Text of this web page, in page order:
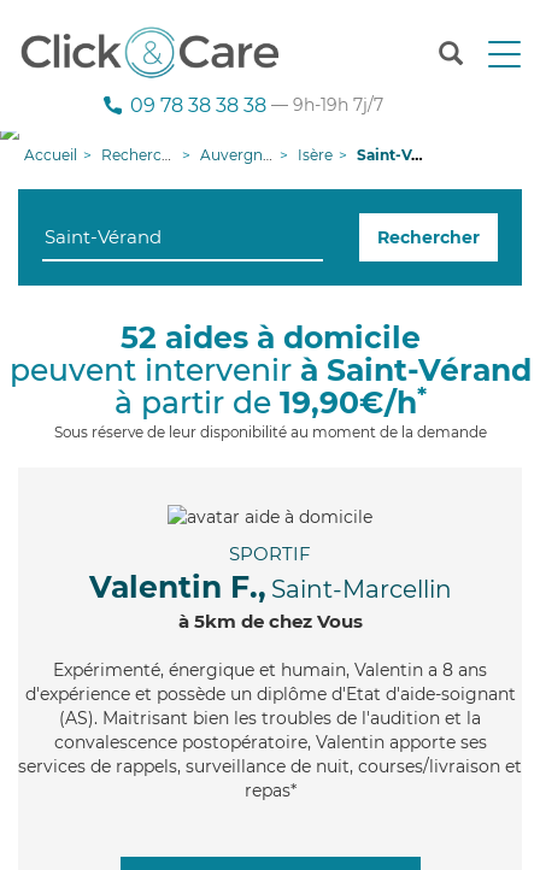
T
n
g
i
09 78 38 38 38 — 9h-19h 7j/7
Accueil Recherche aide à domicile Auvergne-Rhône-Alpes Isère Saint-Vérand
Rechercher
52 aides à domicile
peuvent intervenir à Saint-Vérand
à partir de 19,90€/h*
Sous réserve de leur disponibilité au moment de la demande
SPORTIF
Valentin F., Saint-Marcellin
à 5km de chez Vous
Expérimenté, énergique et humain, Valentin a 8 ans
d'expérience et possède un diplôme d'Etat d'aide-soignant
(AS). Maitrisant bien les troubles de l'audition et la
convalescence postopératoire, Valentin apporte ses
services de rappels, surveillance de nuit, courses/livraison et
repas*